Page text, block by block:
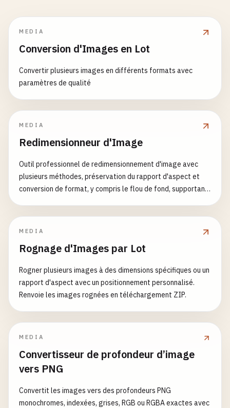
MEDIA
Conversion d'Images en Lot
Convertir plusieurs images en différents formats avec
paramètres de qualité
MEDIA
Redimensionneur d'Image
Outil professionnel de redimensionnement d'image avec
plusieurs méthodes, préservation du rapport d'aspect et
conversion de format, y compris le flou de fond, supportant
MEDIA
Rognage d'Images par Lot
Rogner plusieurs images à des dimensions spécifiques ou un
rapport d'aspect avec un positionnement personnalisé.
Renvoie les images rognées en téléchargement ZIP.
MEDIA
Convertisseur de profondeur d’image
vers PNG
Convertit les images vers des profondeurs PNG
monochromes, indexées, grises, RGB ou RGBA exactes avec